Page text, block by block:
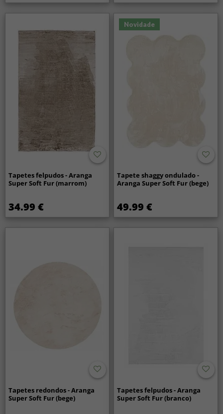
Tapetes felpudos - Aranga
Super Soft Fur (marrom)
34.99 €
Novidade
Tapete shaggy ondulado -
Aranga Super Soft Fur (bege)
49.99 €
Tapetes redondos - Aranga
Super Soft Fur (bege)
Tapetes felpudos - Aranga
Super Soft Fur (branco)